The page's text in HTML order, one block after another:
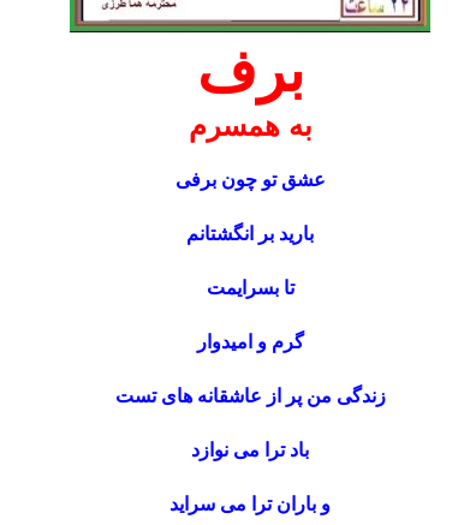
برف
به همسرم
عشق تو چون برفی
بارید بر انگشتانم
تا بسرایمت
گرم و امیدوار
زندگی من پر از عاشقانه های تست
باد ترا می نوازد
و باران ترا می سراید